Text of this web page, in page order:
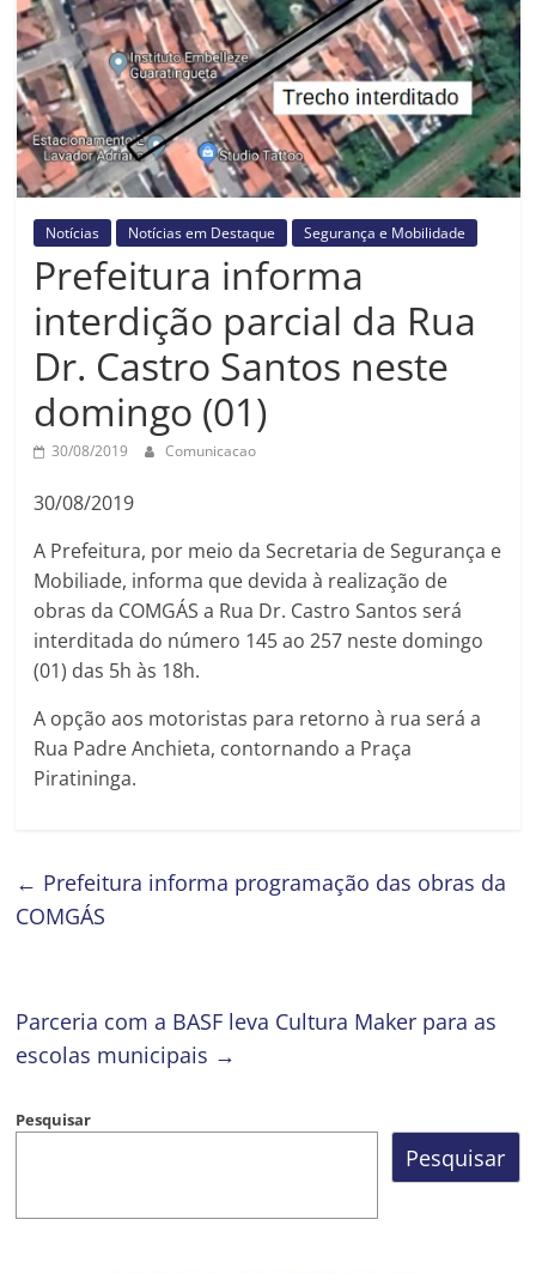
Notícias Notícias em Destaque Segurança e Mobilidade
Prefeitura informa
interdição parcial da Rua
Dr. Castro Santos neste
domingo (01)
30/08/2019 Comunicacao
30/08/2019
A Prefeitura, por meio da Secretaria de Segurança e
Mobiliade, informa que devida à realização de
obras da COMGÁS a Rua Dr. Castro Santos será
interditada do número 145 ao 257 neste domingo
(01) das 5h às 18h.
A opção aos motoristas para retorno à rua será a
Rua Padre Anchieta, contornando a Praça
Piratininga.
← Prefeitura informa programação das obras da
COMGÁS
Parceria com a BASF leva Cultura Maker para as
escolas municipais →
Pesquisar
Pesquisar